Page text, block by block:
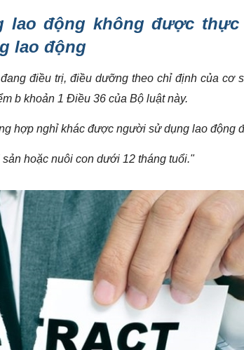
lao động không được thực
lao động
điều trị, điều dưỡng theo chỉ định của cơ
b khoản 1 Điều 36 của Bộ luật này.
hợp nghỉ khác được người sử dụng lao động
hoặc nuôi con dưới 12 tháng tuổi."